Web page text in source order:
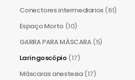
Conectores intermediarios (61)
Espaço Morto (10)
GARRA PARA MÁSCARA (5)
Laringoscópio (17)
Máscaras anestesia (17)